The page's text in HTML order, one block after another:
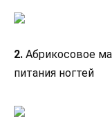
2. Абрикосовое
питания ногтей